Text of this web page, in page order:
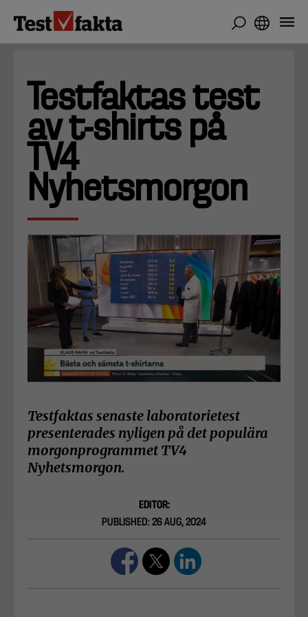
huvudinnehåll
Testfaktas test
av t-shirts på
TV4
Nyhetsmorgon
Testfaktas senaste laboratorietest
presenterades nyligen på det populära
morgonprogrammet TV4
Nyhetsmorgon.
EDITOR:
PUBLISHED: 26 AUG, 2024